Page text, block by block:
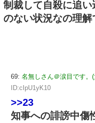
制裁して自殺に追
のない状況なの理解
69: 名無しさん＠涙目です。
ID:cIpU1yK10
>>23
知事への誹謗中傷